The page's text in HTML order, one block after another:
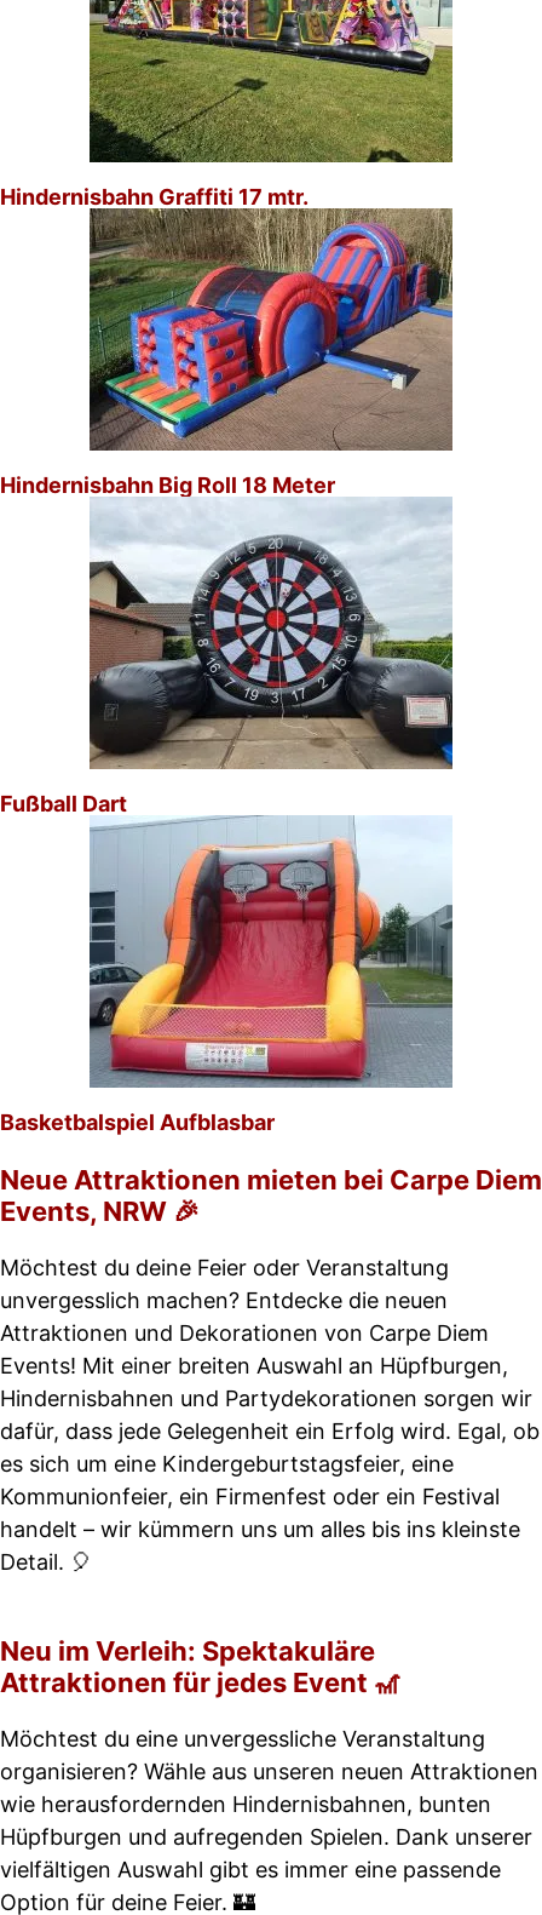
Hindernisbahn Graffiti 17 mtr.
Hindernisbahn Big Roll 18 Meter
Fußball Dart
Basketbalspiel Aufblasbar
Neue Attraktionen mieten bei Carpe Diem
Events, NRW 🎉
Möchtest du deine Feier oder Veranstaltung
unvergesslich machen? Entdecke die neuen
Attraktionen und Dekorationen von Carpe Diem
Events! Mit einer breiten Auswahl an Hüpfburgen,
Hindernisbahnen und Partydekorationen sorgen wir
dafür, dass jede Gelegenheit ein Erfolg wird. Egal, ob
es sich um eine Kindergeburtstagsfeier, eine
Kommunionfeier, ein Firmenfest oder ein Festival
handelt – wir kümmern uns um alles bis ins kleinste
Detail. 🎈
Neu im Verleih: Spektakuläre
Attraktionen für jedes Event 🎢
Möchtest du eine unvergessliche Veranstaltung
organisieren? Wähle aus unseren neuen Attraktionen
wie herausfordernden Hindernisbahnen, bunten
Hüpfburgen und aufregenden Spielen. Dank unserer
vielfältigen Auswahl gibt es immer eine passende
Option für deine Feier. 🏰